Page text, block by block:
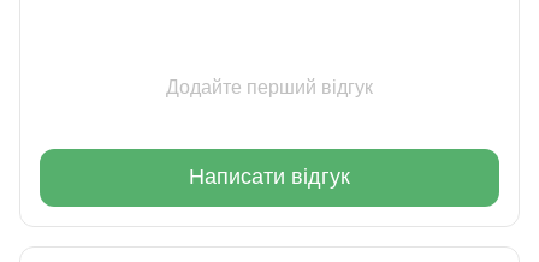
Додайте перший відгук
Написати відгук